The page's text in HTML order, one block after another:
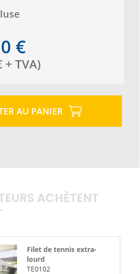
€
+ TVA)
AU PANIER
ACHÈTENT
Filet de tennis extra-
lourd
TE0102